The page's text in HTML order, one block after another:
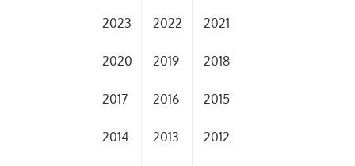
2023 2022 2021
2020 2019 2018
2017 2016 2015
2014 2013 2012